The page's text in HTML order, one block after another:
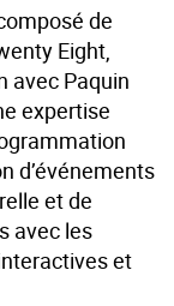
de
Eight,
avec Paquin
expertise
d’événements
et de
avec les
et